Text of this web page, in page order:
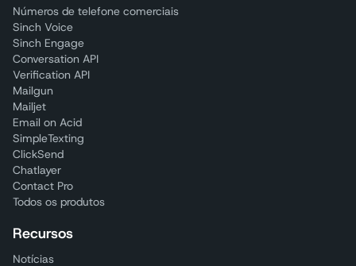
Números de telefone comerciais
Sinch Voice
Sinch Engage
Conversation API
Verification API
Mailgun
Mailjet
Email on Acid
SimpleTexting
ClickSend
Chatlayer
Contact Pro
Todos os produtos
Recursos
Notícias